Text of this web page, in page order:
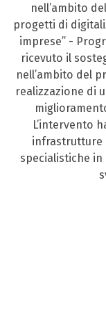
nell’ambito
progetti di
imprese” -
ricevuto il
nell’ambito del
realizzazione di
L’intervento
infrastrutture
specialistiche in